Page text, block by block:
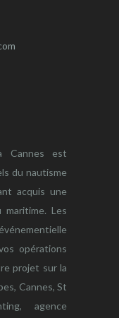
Cannes est
du nautisme
acquis une
maritime. Les
opérations
projet sur la
Cannes, St
agence